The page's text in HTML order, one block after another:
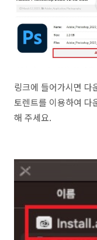
링크에 들어가시면 다
토렌트를 이용하여 다
해 주세요.